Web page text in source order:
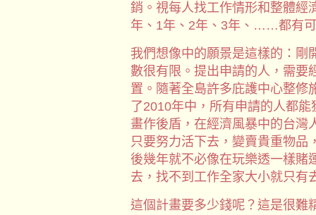
銷。視每人找工作情形和整體經
年、1年、2年、3年、……都有
我們想像中的願景是這樣的：剛
數很有限。提出申請的人，需要
置。隨著全島許多庇護中心整修
了2010年中，所有申請的人都
畫作後盾，在經濟風暴中的台灣
只要努力活下去，變賣貴重物品
後幾年就不必像在玩樂透一樣賭
去，找不到工作全家大小就只有
這個計畫要多少錢呢？這是很難